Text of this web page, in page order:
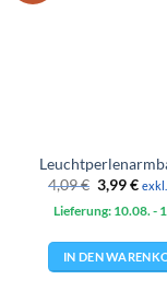
4,09€
Preis
war:
3,99€
ist:
Lieferung: 10.08. -
IN DEN